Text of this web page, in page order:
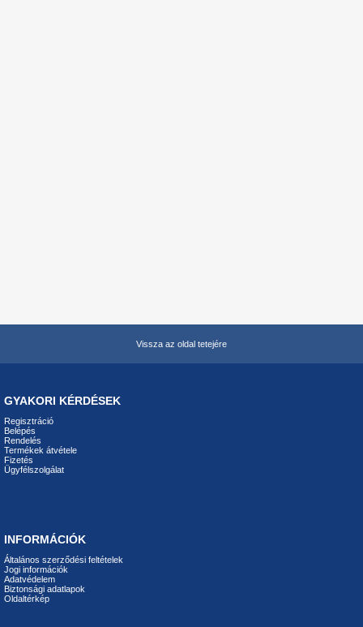
Vissza az oldal tetejére
GYAKORI KÉRDÉSEK
Regisztráció
Belépés
Rendelés
Termékek átvétele
Fizetés
Ügyfélszolgálat
INFORMÁCIÓK
Általános szerződési feltételek
Jogi információk
Adatvédelem
Biztonsági adatlapok
Oldaltérkép